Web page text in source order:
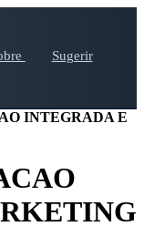
Sugerir
INTEGRADA E